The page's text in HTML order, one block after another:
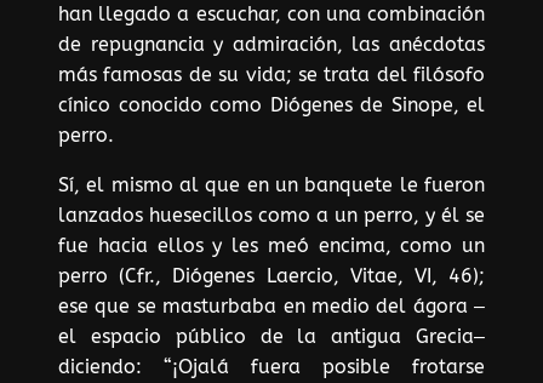
han llegado a escuchar, con una combinación
de repugnancia y admiración, las anécdotas
más famosas de su vida; se trata del filósofo
cínico conocido como Diógenes de Sinope, el
perro.
Sí, el mismo al que en un banquete le fueron
lanzados huesecillos como a un perro, y él se
fue hacia ellos y les meó encima, como un
perro (Cfr., Diógenes Laercio, Vitae, VI, 46);
ese que se masturbaba en medio del ágora ‒
el espacio público de la antigua Grecia‒
diciendo: “¡Ojalá fuera posible frotarse